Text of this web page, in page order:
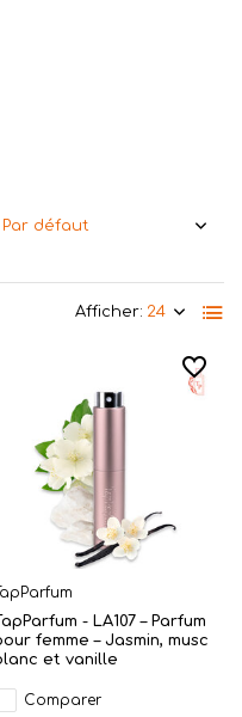
Afficher:
- LA107 – Parfum
femme – Jasmin, musc
et vanille
Comparer